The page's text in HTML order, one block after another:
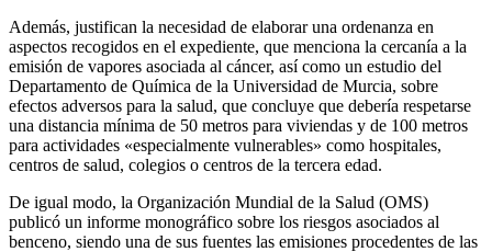
Además, justifican la necesidad de elaborar una ordenanza en
aspectos recogidos en el expediente, que menciona la cercanía a la
emisión de vapores asociada al cáncer, así como un estudio del
Departamento de Química de la Universidad de Murcia, sobre
efectos adversos para la salud, que concluye que debería respetarse
una distancia mínima de 50 metros para viviendas y de 100 metros
para actividades «especialmente vulnerables» como hospitales,
centros de salud, colegios o centros de la tercera edad.
De igual modo, la Organización Mundial de la Salud (OMS)
publicó un informe monográfico sobre los riesgos asociados al
benceno, siendo una de sus fuentes las emisiones procedentes de las